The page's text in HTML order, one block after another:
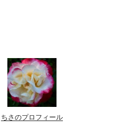
ちさのプロフィール